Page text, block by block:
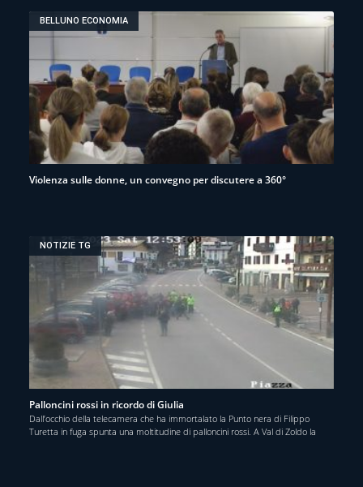
BELLUNO ECONOMIA
Violenza sulle donne, un convegno per discutere a 360°
NOTIZIE TG
Palloncini rossi in ricordo di Giulia
Dall’occhio della telecamera che ha immortalato la Punto nera di Filippo
Turetta in fuga spunta una moltitudine di palloncini rossi. A Val di Zoldo la